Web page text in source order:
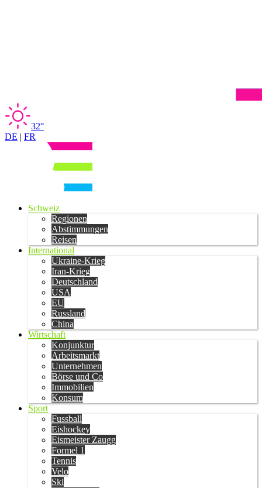
32°
DE | FR
Schweiz
Regionen
Abstimmungen
Reisen
International
Ukraine-Krieg
Iran-Krieg
Deutschland
USA
EU
Russland
China
Wirtschaft
Konjunktur
Arbeitsmarkt
Unternehmen
Börse und Co
Immobilien
Konsum
Sport
Fussball
Eishockey
Eismeister Zaugg
Formel 1
Tennis
Velo
Ski